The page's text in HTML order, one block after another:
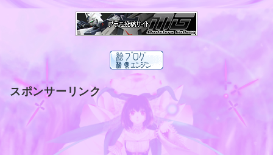
スポンサーリンク